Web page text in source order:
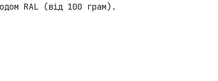
RAL (від 100 грам).